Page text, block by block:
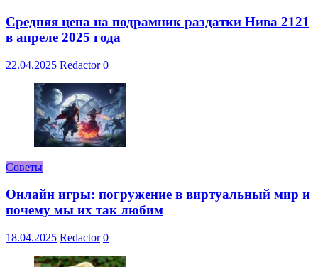
Средняя цена на подрамник раздатки Нива 2121
в апреле 2025 года
22.04.2025 Redactor 0
Советы
Онлайн игры: погружение в виртуальный мир и
почему мы их так любим
18.04.2025 Redactor 0